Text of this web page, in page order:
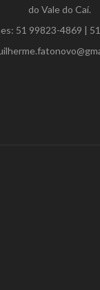
do Vale do Caí.
51 99823-4869 |